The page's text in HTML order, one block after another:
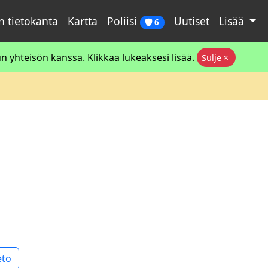
tietokanta Kartta Poliisi 6 Uutiset Lisää
yhteisön kanssa. Klikkaa lukeaksesi lisää. Sulje